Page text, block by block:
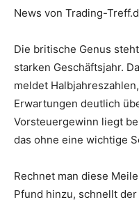
News von Trading-
Die britische Genus
starken Geschäftsjahr.
meldet
Erwartungen deutlich
Vorsteuergewinn liegt
das ohne eine wichtige
Rechnet man diese
Pfund hinzu, schnellt